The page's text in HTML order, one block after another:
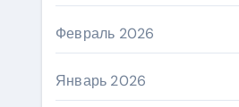
Февраль 2026
Январь 2026